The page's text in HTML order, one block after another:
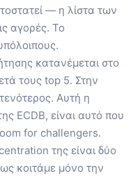
— η λίστα των
αγορές. Το
κατανέμεται στο
τους top 5. Στην
Αυτή η
ECDB, είναι αυτό που
for challengers.
της είναι δύο
κοιτάμε μόνο την